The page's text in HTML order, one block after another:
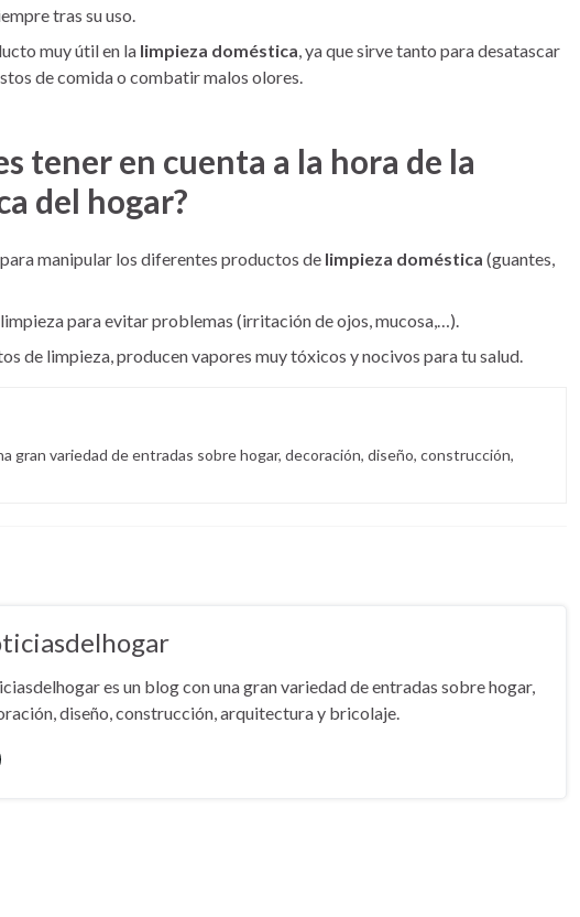
tras su uso.
muy útil en la limpieza doméstica, ya que sirve tanto para desatascar
de comida o combatir malos olores.
tener en cuenta a la hora de la
del hogar?
manipular los diferentes productos de limpieza doméstica (guantes,
para evitar problemas (irritación de ojos, mucosa,…).
de limpieza, producen vapores muy tóxicos y nocivos para tu salud.
gran variedad de entradas sobre hogar, decoración, diseño, construcción,
es un blog con una gran variedad de entradas sobre hogar,
diseño, construcción, arquitectura y bricolaje.